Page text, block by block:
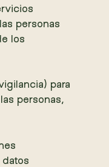
personas
los
para
personas,
datos